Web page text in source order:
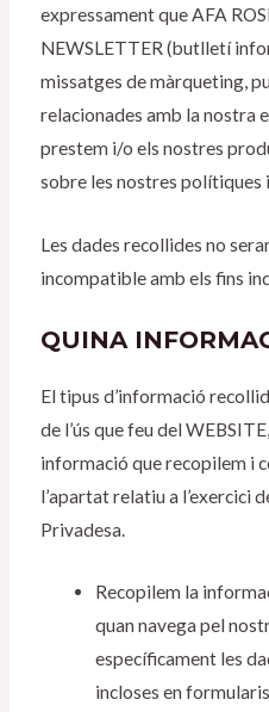
expressament que AFA
NEWSLETTER (butlletí
missatges de màrqueting,
relacionades amb la nostra
prestem i/o els nostres
sobre les nostres polítiques
Les dades recollides no
incompatible amb els fins
QUINA
El tipus d’informació
de l’ús que feu del
informació que recopilem i
l’apartat relatiu a l’exercici
Privadesa.
Recopilem la
quan navega pel
específicament les
incloses en